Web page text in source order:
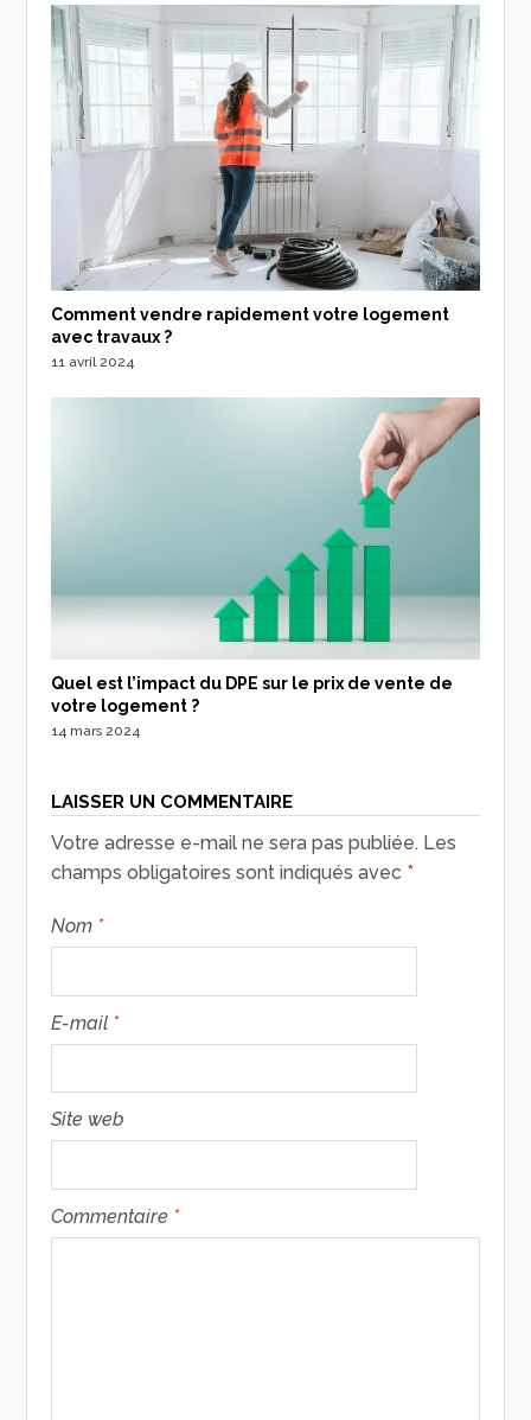
Comment vendre rapidement votre logement
avec travaux ?
11 avril 2024
Quel est l’impact du DPE sur le prix de vente de
votre logement ?
14 mars 2024
LAISSER UN COMMENTAIRE
Votre adresse e-mail ne sera pas publiée. Les
champs obligatoires sont indiqués avec *
Nom *
E-mail *
Site web
Commentaire *